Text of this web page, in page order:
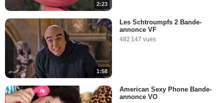
2:23
1:58
Les Schtroumpfs 2 Bande-
annonce VF
482 147 vues
American Sexy Phone Bande-
annonce VO